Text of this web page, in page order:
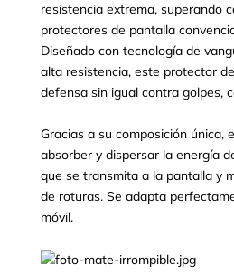
resistencia extrema, superando
protectores de pantalla
Diseñado con tecnología de
alta resistencia, este protector
defensa sin igual contra golpes,
Gracias a su composición única,
absorber y dispersar la energía
que se transmita a la pantalla y
de roturas. Se adapta
móvil.